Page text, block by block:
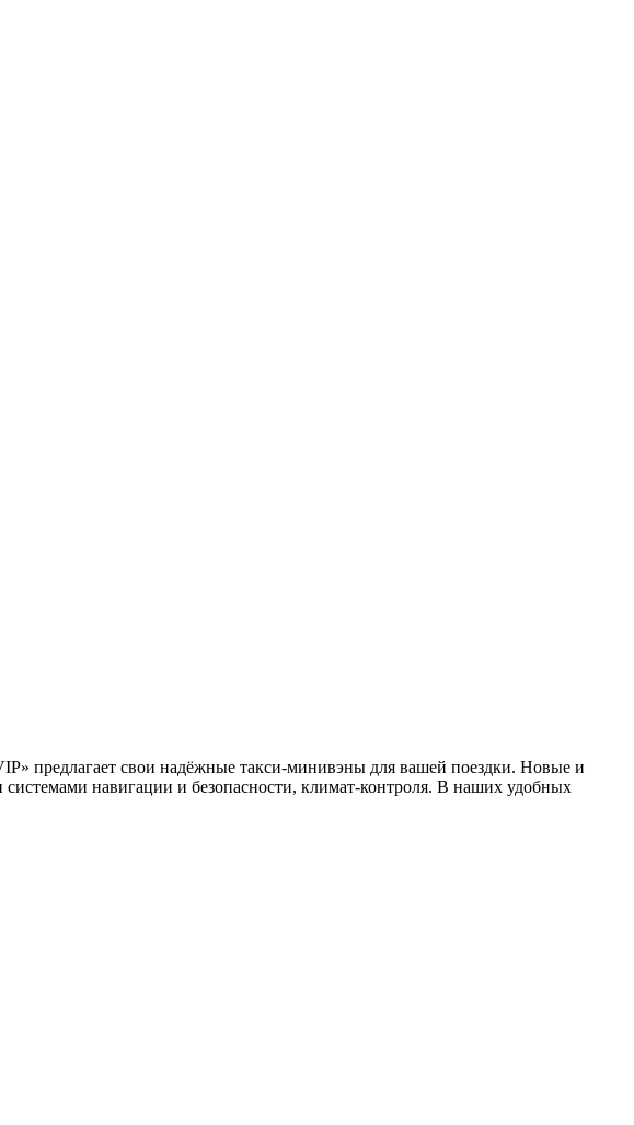
предлагает свои надёжные такси-минивэны для вашей поездки. Новые и
навигации и безопасности, климат-контроля. В наших удобных